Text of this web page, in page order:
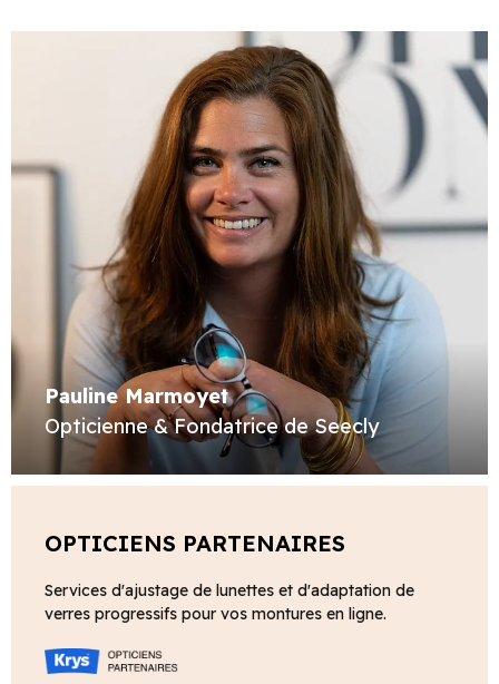
Pauline Marmoyet
Opticienne & Fondatrice de Seecly
OPTICIENS PARTENAIRES
Services d'ajustage de lunettes et d'adaptation de
verres progressifs pour vos montures en ligne.